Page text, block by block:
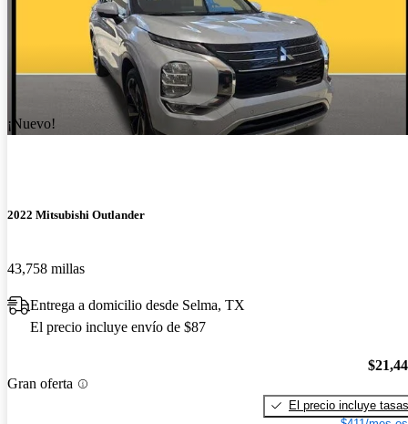
¡Nuevo!
2022 Mitsubishi Outlander
43,758 millas
Entrega a domicilio desde Selma, TX
El precio incluye envío de $87
Gran oferta
El precio incluye tasas